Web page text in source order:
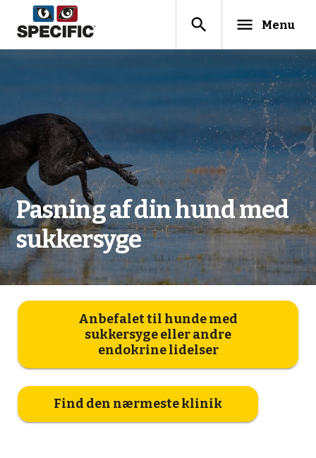
search menu Menu
Pasning af din hund med
sukkersyge
Anbefalet til hunde med
sukkersyge eller andre
endokrine lidelser
Find den nærmeste klinik